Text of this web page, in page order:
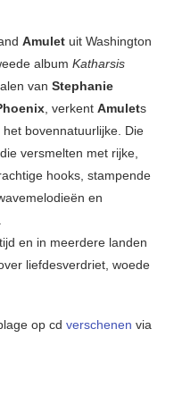
Amulet uit Washington
album Katharsis
van Stephanie
, verkent Amulets
het bovennatuurlijke. Die
versmelten met rijke,
hooks, stampende
en
en in meerdere landen
liefdesverdriet, woede
op cd verschenen via